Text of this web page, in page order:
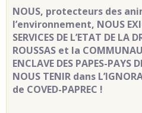
NOUS, protecteurs des
l’environnement, NOUS
SERVICES DE L’ETAT DE LA
ROUSSAS et la
ENCLAVE DES PAPES-PAYS
NOUS TENIR dans
de COVED-PAPREC !